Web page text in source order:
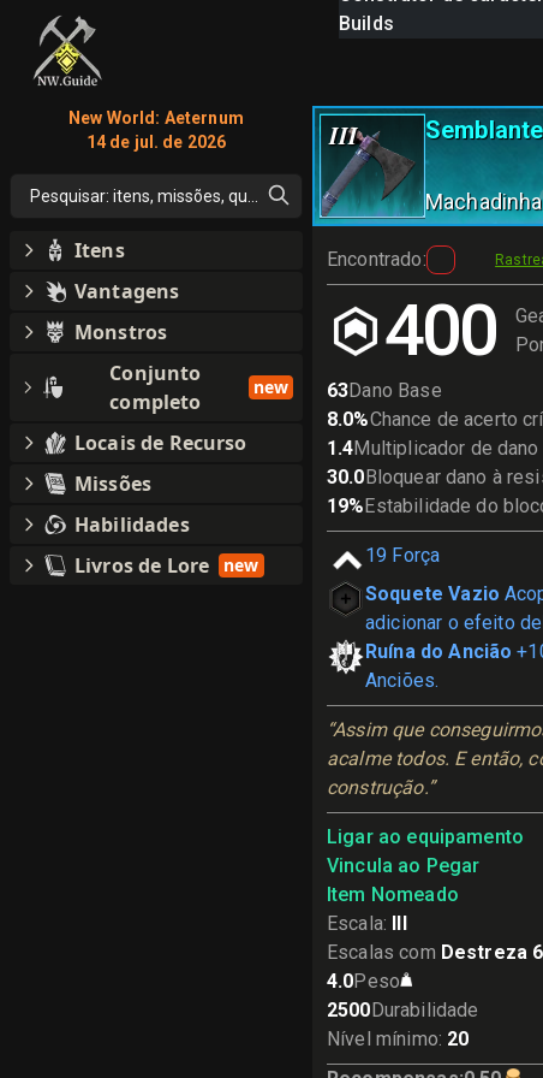
Builds
III
Machadinha
Encontrado:
400
63Dano Base
8.0%Chance de acerto
1.4Multiplicador de
30.0Bloquear dano à
19%Estabilidade do
19 Força
Soquete Vazio
adicionar o efeito
Ruína do Ancião
Anciões.
“Assim que
acalme todos. E então,
construção.”
Ligar ao equipamento
Vincula ao Pegar
Item Nomeado
Escala: III
Escalas com Destreza
4.0Peso
2500Durabilidade
Nível mínimo: 20
New World: Aeternum
14 de jul. de 2026
Pesquisar: itens, missões, qualquer coisa
Itens
Vantagens
Monstros
Conjunto
completo
new
Locais de Recurso
Missões
Habilidades
Livros de Lore
new